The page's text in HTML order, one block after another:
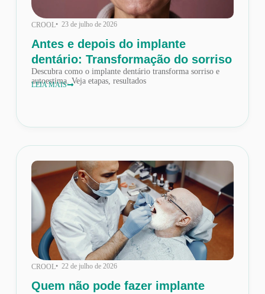
CROOL• 23 de julho de 2026
Antes e depois do implante
dentário: Transformação do sorriso
Descubra como o implante dentário transforma sorriso e
autoestima. Veja etapas, resultados
LEIA MAIS
CROOL• 22 de julho de 2026
Quem não pode fazer implante